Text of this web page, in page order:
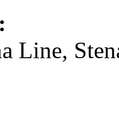
Line,